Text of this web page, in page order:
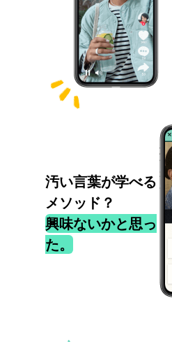
汚い言葉が学べる
メソッド？
興味ないかと思っ
た。